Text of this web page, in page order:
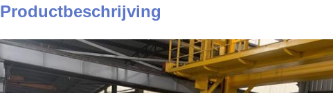
Productbeschrijving